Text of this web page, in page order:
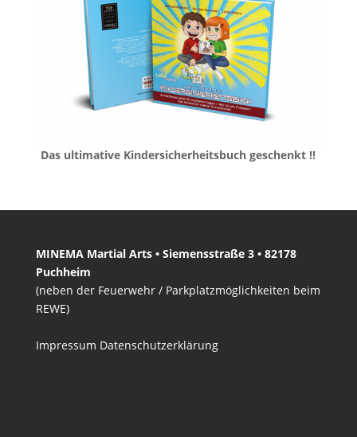
Das ultimative Kindersicherheitsbuch geschenkt !!
MINEMA Martial Arts • Siemensstraße 3 • 82178
Puchheim
(neben der Feuerwehr / Parkplatzmöglichkeiten beim
REWE)
Impressum Datenschutzerklärung